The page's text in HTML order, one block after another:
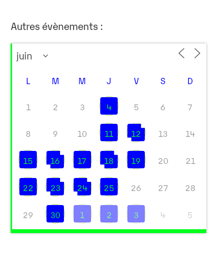
Autres évènements :
L M M J V S D
1 2 3 4 5 6 7
8 9 10 11 12 13 14
15 16 17 18 19 20 21
22 23 24 25 26 27 28
29 30 1 2 3 4 5